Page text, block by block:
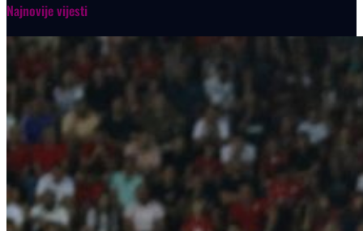
Najnovije vijesti